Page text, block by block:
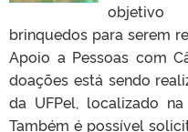
objetivo
brinquedos para serem
Apoio a Pessoas com
doações está sendo
da UFPel, localizado
Também é possível